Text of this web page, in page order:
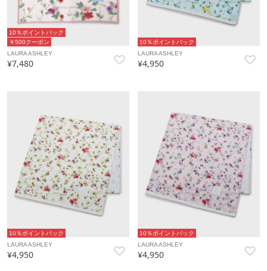
￥500クーポン
10％ポイントバック
LAURA ASHLEY
¥7,480
10％ポイントバック
LAURA ASHLEY
¥4,950
10％ポイントバック
LAURA ASHLEY
¥4,950
10％ポイントバック
LAURA ASHLEY
¥4,950